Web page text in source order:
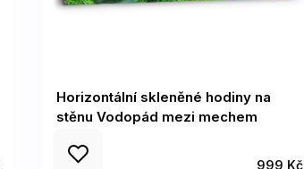
Horizontální skleněné hodiny na
stěnu Vodopád mezi mechem
999 Kč